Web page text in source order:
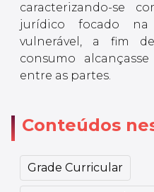
caracterizando-se
jurídico focado
vulnerável, a fim
consumo
entre as partes.
Conteúdos
Grade Curricular